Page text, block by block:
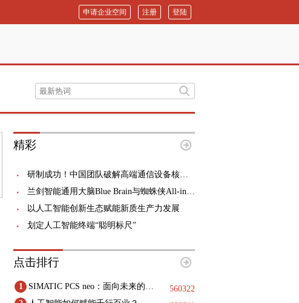
登陆
注册
申请企业空间
精彩
研制成功！中国团队破解高端通信设备核心难题
兰剑智能通用大脑Blue Brain与蜘蛛侠All-in-One全域方案正式发布
以人工智能创新生态赋能新质生产力发展
划定人工智能终端“聪明标尺”
点击排行
1 SIMATIC PCS neo：面向未来的DCS
560322